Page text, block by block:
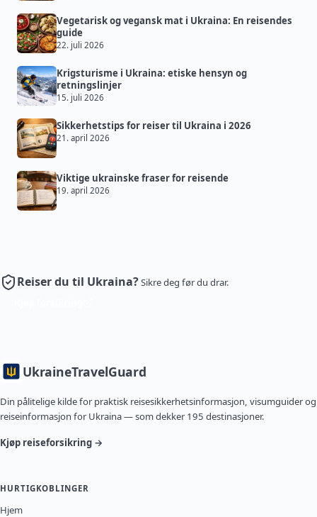
Vegetarisk og vegansk mat i Ukraina: En reisendes
guide
22. juli 2026
Krigsturisme i Ukraina: etiske hensyn og
retningslinjer
15. juli 2026
Sikkerhetstips for reiser til Ukraina i 2026
21. april 2026
Viktige ukrainske fraser for reisende
19. april 2026
Reiser du til Ukraina?Sikre deg før du drar.
UkraineTravelGuard
Din pålitelige kilde for praktisk reisesikkerhetsinformasjon, visumguider og
reiseinformasjon for Ukraina — som dekker 195 destinasjoner.
Kjøp reiseforsikring →
HURTIGKOBLINGER
Hjem